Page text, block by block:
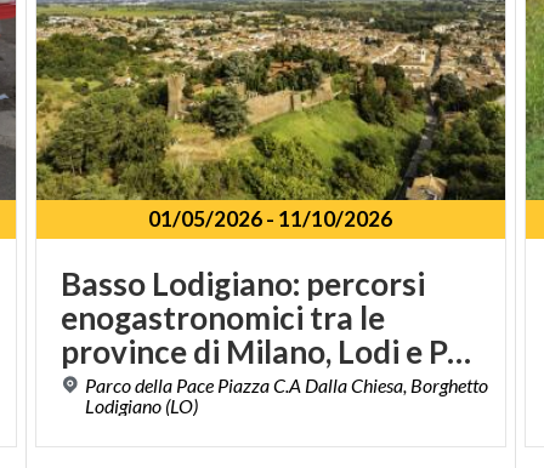
01/05/2026- 11/10/2026
Basso Lodigiano: percorsi
enogastronomici tra le
province di Milano, Lodi e Pavia
Parco della Pace Piazza C.A Dalla Chiesa, Borghetto
Lodigiano (LO)